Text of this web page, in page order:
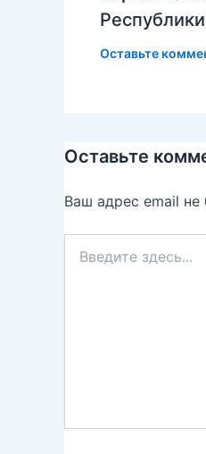
Оставьте
Оставьте
Ваш адрес email не
здесь...